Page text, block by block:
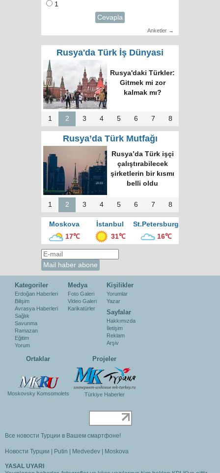
1
Cevapla
Anketler →
Rusya'da Türk İş Dünyasi
Rusya'daki Türkler:
Gitmek mi zor
kalmak mı?
1 2 3 4 5 6 7 8
Rusya’da Türk Mutfağı
Rusya’da Türk işçi
çalıştırabilecek
şirketlerin bir kısmı
belli oldu
1 2 3 4 5 6 7 8
Moskova İstanbul
St.Petersburg
17℃
31℃ 16℃
Kategoriler
Erdoğan Haberleri
Bilişim
Avrasya Haberleri
Sağlık
Savunma
Ramazan
Eğitim
Yorum
Medya
Foto Galeri
Video Galeri
Karikatürler
Kişilikler
Yorumlar
Yazar
Sayfalar
Hakkımızda
İletişim
Reklam
Arşiv
Ortaklar
Moskovsky Komsomolets
Projeler
Türkiye Haberler
Все новости Турции в Вашем смартфоне!
Новости Турции Putin Medvedev Moskova
YASAL UYARI